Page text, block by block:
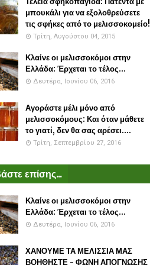
μπουκάλι για να εξολοθρεύσετε
τις σφήκες από το μελισσοκομείο!
Τρίτη, Αυγούστου 04, 2015
Κλαίνε οι μελισσοκόμοι στην
Ελλάδα: Έρχεται το τέλος...
Δευτέρα, Ιουνίου 06, 2016
Αγοράστε μέλι μόνο από
μελισσοκόμους: Και όταν μάθετε
το γιατί, δεν θα σας αρέσει....
Τρίτη, Σεπτεμβρίου 27, 2016
επίσης...
Κλαίνε οι μελισσοκόμοι στην
Ελλάδα: Έρχεται το τέλος...
Δευτέρα, Ιουνίου 06, 2016
ΧΑΝΟΥΜΕ ΤΑ ΜΕΛΙΣΣΙΑ ΜΑΣ
ΒΟΗΘΗΣΤΕ - ΦΩΝΗ ΑΠΟΓΝΩΣΗΣ